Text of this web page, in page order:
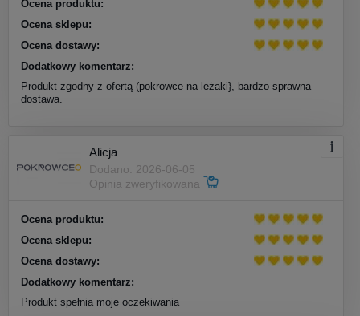
Ocena produktu:
Ocena sklepu:
Ocena dostawy:
Dodatkowy komentarz:
Produkt zgodny z ofertą (pokrowce na leżaki}, bardzo sprawna
dostawa.
Alicja
Dodano: 2026-06-05
Opinia zweryfikowana
Ocena produktu:
Ocena sklepu:
Ocena dostawy:
Dodatkowy komentarz:
Produkt spełnia moje oczekiwania